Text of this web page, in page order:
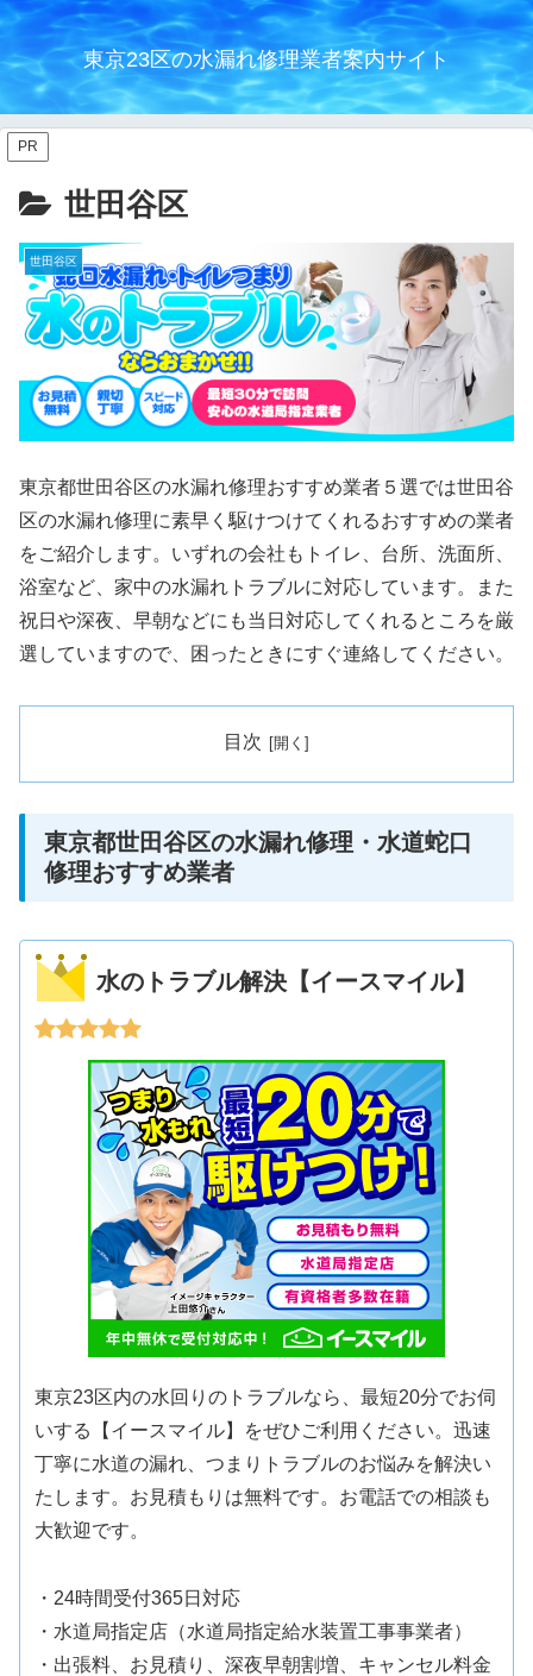
東京23区の水漏れ修理業者案内サイト
PR
世田谷区
世田谷区
東京都世田谷区の水漏れ修理おすすめ業者５選では世田谷
区の水漏れ修理に素早く駆けつけてくれるおすすめの業者
をご紹介します。いずれの会社もトイレ、台所、洗面所、
浴室など、家中の水漏れトラブルに対応しています。また
祝日や深夜、早朝などにも当日対応してくれるところを厳
選していますので、困ったときにすぐ連絡してください。
目次
東京都世田谷区の水漏れ修理・水道蛇口
修理おすすめ業者
水のトラブル解決【イースマイル】
東京23区内の水回りのトラブルなら、最短20分でお伺
いする【イースマイル】をぜひご利用ください。迅速
丁寧に水道の漏れ、つまりトラブルのお悩みを解決い
たします。お見積もりは無料です。お電話での相談も
大歓迎です。
・24時間受付365日対応
・水道局指定店（水道局指定給水装置工事事業者）
・出張料、お見積り、深夜早朝割増、キャンセル料金